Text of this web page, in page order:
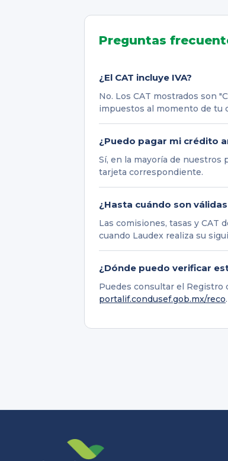
Preguntas
¿El CAT incluye IVA?
No. Los CAT mostrados son
impuestos al momento de tu
¿Puedo pagar mi crédito
Sí, en la mayoría de
tarjeta correspondiente.
¿Hasta cuándo son
Las comisiones, tasas y CAT
cuando Laudex realiza su
¿Dónde puedo verificar
Puedes consultar el Registro
portalif.condusef.gob.mx/reco.